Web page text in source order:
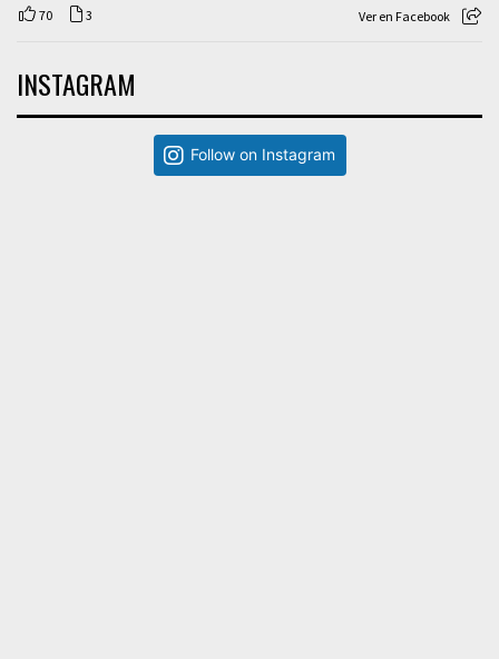
70 3 Ver en Facebook
INSTAGRAM
Follow on Instagram